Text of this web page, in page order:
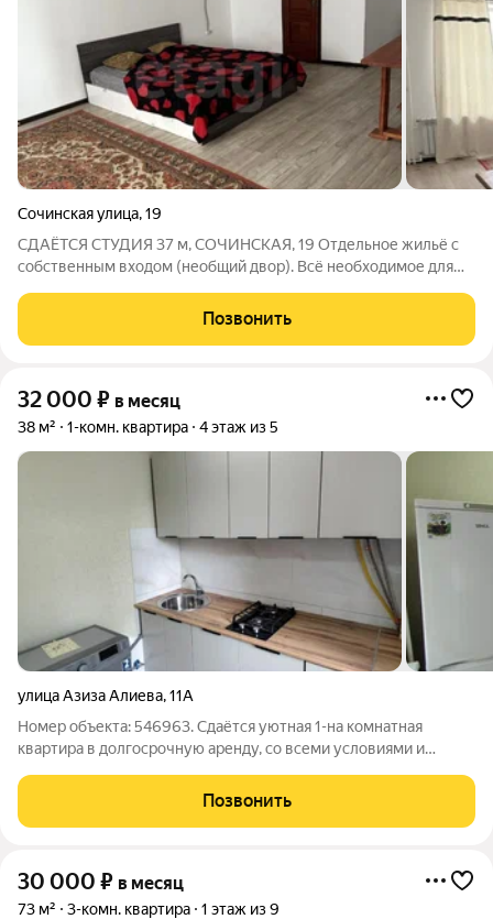
Сочинская улица,19
СДАЁТСЯ СТУДИЯ 37 м, СОЧИНСКАЯ, 19 Отдельное жильё с
собственным входом (необщий двор). Всё необходимое для
WiFi включён в
Позвонить
32 000 ₽ в месяц
38 м² 1-комн. квартира 4 этаж из 5
улица Азиза Алиева,11А
Номер объекта: 546963. Сдаётся уютная 1-на комнатная
квартира в долгосрочную аренду, со всеми условиями и
ул Азиза Алиева, д.11 а. Стоимость аренды 32 000 р. + оплата
коммунальных услуг.
Позвонить
30 000 ₽ в месяц
73 м² 3-комн. квартира 1 этаж из 9